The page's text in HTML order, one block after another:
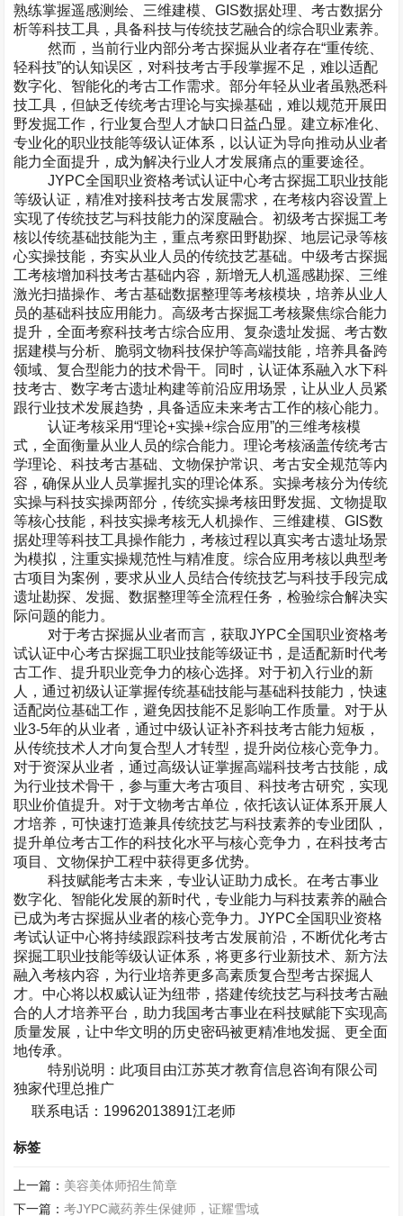
熟练掌握遥感测绘、三维建模、GIS数据处理、考古数据分
析等科技工具，具备科技与传统技艺融合的综合职业素养。
然而，当前行业内部分考古探掘从业者存在“重传统、
轻科技”的认知误区，对科技考古手段掌握不足，难以适配
数字化、智能化的考古工作需求。部分年轻从业者虽熟悉科
技工具，但缺乏传统考古理论与实操基础，难以规范开展田
野发掘工作，行业复合型人才缺口日益凸显。建立标准化、
专业化的职业技能等级认证体系，以认证为导向推动从业者
能力全面提升，成为解决行业人才发展痛点的重要途径。
JYPC全国职业资格考试认证中心考古探掘工职业技能
等级认证，精准对接科技考古发展需求，在考核内容设置上
实现了传统技艺与科技能力的深度融合。初级考古探掘工考
核以传统基础技能为主，重点考察田野勘探、地层记录等核
心实操技能，夯实从业人员的传统技艺基础。中级考古探掘
工考核增加科技考古基础内容，新增无人机遥感勘探、三维
激光扫描操作、考古基础数据整理等考核模块，培养从业人
员的基础科技应用能力。高级考古探掘工考核聚焦综合能力
提升，全面考察科技考古综合应用、复杂遗址发掘、考古数
据建模与分析、脆弱文物科技保护等高端技能，培养具备跨
领域、复合型能力的技术骨干。同时，认证体系融入水下科
技考古、数字考古遗址构建等前沿应用场景，让从业人员紧
跟行业技术发展趋势，具备适应未来考古工作的核心能力。
认证考核采用“理论+实操+综合应用”的三维考核模
式，全面衡量从业人员的综合能力。理论考核涵盖传统考古
学理论、科技考古基础、文物保护常识、考古安全规范等内
容，确保从业人员掌握扎实的理论体系。实操考核分为传统
实操与科技实操两部分，传统实操考核田野发掘、文物提取
等核心技能，科技实操考核无人机操作、三维建模、GIS数
据处理等科技工具操作能力，考核过程以真实考古遗址场景
为模拟，注重实操规范性与精准度。综合应用考核以典型考
古项目为案例，要求从业人员结合传统技艺与科技手段完成
遗址勘探、发掘、数据整理等全流程任务，检验综合解决实
际问题的能力。
对于考古探掘从业者而言，获取JYPC全国职业资格考
试认证中心考古探掘工职业技能等级证书，是适配新时代考
古工作、提升职业竞争力的核心选择。对于初入行业的新
人，通过初级认证掌握传统基础技能与基础科技能力，快速
适配岗位基础工作，避免因技能不足影响工作质量。对于从
业3-5年的从业者，通过中级认证补齐科技考古能力短板，
从传统技术人才向复合型人才转型，提升岗位核心竞争力。
对于资深从业者，通过高级认证掌握高端科技考古技能，成
为行业技术骨干，参与重大考古项目、科技考古研究，实现
职业价值提升。对于文物考古单位，依托该认证体系开展人
才培养，可快速打造兼具传统技艺与科技素养的专业团队，
提升单位考古工作的科技化水平与核心竞争力，在科技考古
项目、文物保护工程中获得更多优势。
科技赋能考古未来，专业认证助力成长。在考古事业
数字化、智能化发展的新时代，专业能力与科技素养的融合
已成为考古探掘从业者的核心竞争力。JYPC全国职业资格
考试认证中心将持续跟踪科技考古发展前沿，不断优化考古
探掘工职业技能等级认证体系，将更多行业新技术、新方法
融入考核内容，为行业培养更多高素质复合型考古探掘人
才。中心将以权威认证为纽带，搭建传统技艺与科技考古融
合的人才培养平台，助力我国考古事业在科技赋能下实现高
质量发展，让中华文明的历史密码被更精准地发掘、更全面
地传承。
特别说明：此项目由江苏英才教育信息咨询有限公司
独家代理总推广
联系电话： 19962013891江老师
标签
上一篇： 美容美体师招生简章
下一篇：考JYPC藏药养生保健师，证耀雪域